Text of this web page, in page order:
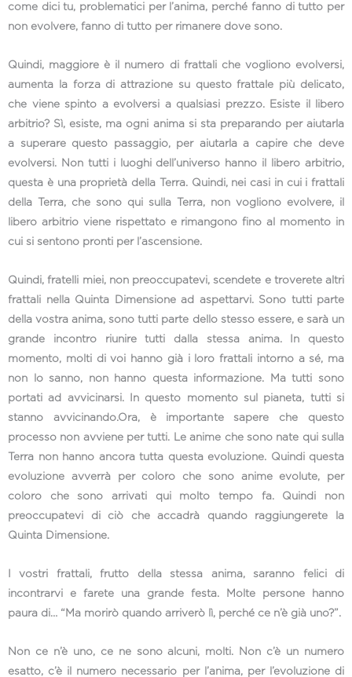
come dici tu, problematici per l’anima, perché fanno di tutto per
non evolvere, fanno di tutto per rimanere dove sono.
Quindi, maggiore è il numero di frattali che vogliono evolversi,
aumenta la forza di attrazione su questo frattale più delicato,
che viene spinto a evolversi a qualsiasi prezzo. Esiste il libero
arbitrio? Sì, esiste, ma ogni anima si sta preparando per aiutarla
a superare questo passaggio, per aiutarla a capire che deve
evolversi. Non tutti i luoghi dell’universo hanno il libero arbitrio,
questa è una proprietà della Terra. Quindi, nei casi in cui i frattali
della Terra, che sono qui sulla Terra, non vogliono evolvere, il
libero arbitrio viene rispettato e rimangono fino al momento in
cui si sentono pronti per l’ascensione.
Quindi, fratelli miei, non preoccupatevi, scendete e troverete altri
frattali nella Quinta Dimensione ad aspettarvi. Sono tutti parte
della vostra anima, sono tutti parte dello stesso essere, e sarà un
grande incontro riunire tutti dalla stessa anima. In questo
momento, molti di voi hanno già i loro frattali intorno a sé, ma
non lo sanno, non hanno questa informazione. Ma tutti sono
portati ad avvicinarsi. In questo momento sul pianeta, tutti si
stanno avvicinando.Ora, è importante sapere che questo
processo non avviene per tutti. Le anime che sono nate qui sulla
Terra non hanno ancora tutta questa evoluzione. Quindi questa
evoluzione avverrà per coloro che sono anime evolute, per
coloro che sono arrivati qui molto tempo fa. Quindi non
preoccupatevi di ciò che accadrà quando raggiungerete la
Quinta Dimensione.
I vostri frattali, frutto della stessa anima, saranno felici di
incontrarvi e farete una grande festa. Molte persone hanno
paura di… “Ma morirò quando arriverò lì, perché ce n’è già uno?”.
Non ce n’è uno, ce ne sono alcuni, molti. Non c’è un numero
esatto, c’è il numero necessario per l’anima, per l’evoluzione di